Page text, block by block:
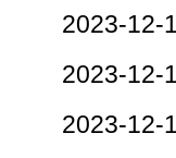
2023-12-
2023-12-
2023-12-